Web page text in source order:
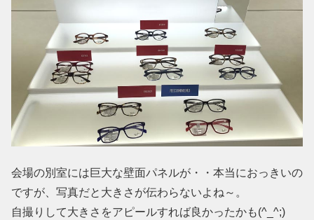
会場の別室には巨大な壁面パネルが・・本当におっきいの
ですが、写真だと大きさが伝わらないよね～。
自撮りして大きさをアピールすれば良かったかも(^_^;)